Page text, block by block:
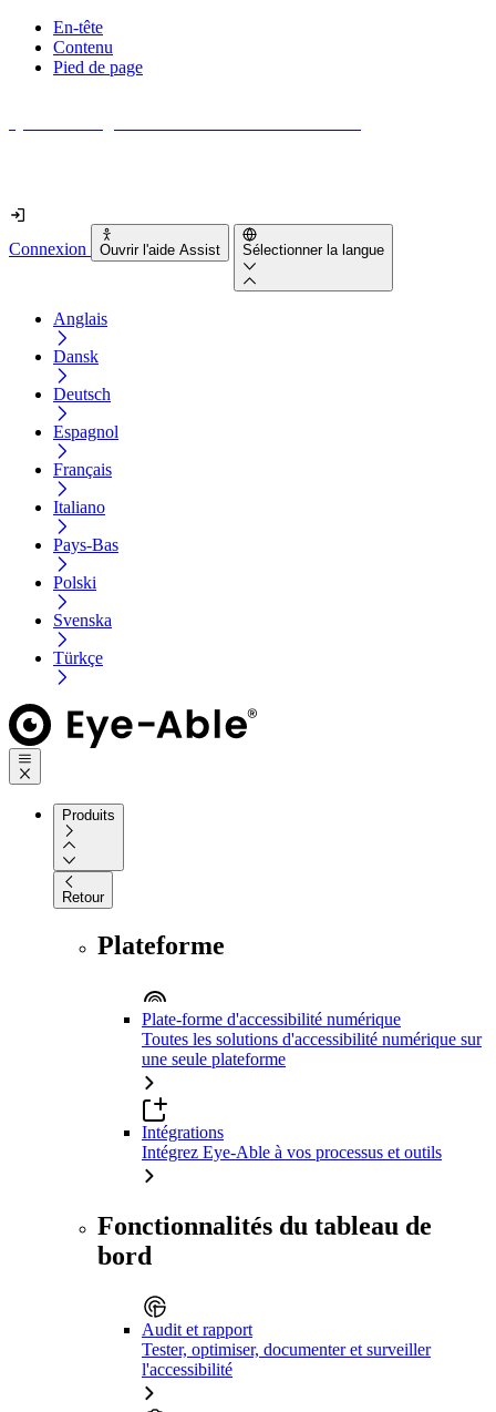
En-tête
Contenu
Pied de page
Connexion Ouvrir l'aide Assist Sélectionner la langue
Anglais
Dansk
Deutsch
Espagnol
Français
Italiano
Pays-Bas
Polski
Svenska
Türkçe
Produits
Retour
Plateforme
Plate-forme d'accessibilité numérique
Toutes les solutions d'accessibilité numérique sur
une seule plateforme
Intégrations
Intégrez Eye-Able à vos processus et outils
Fonctionnalités du tableau de
bord
Audit et rapport
Tester, optimiser, documenter et surveiller
l'accessibilité